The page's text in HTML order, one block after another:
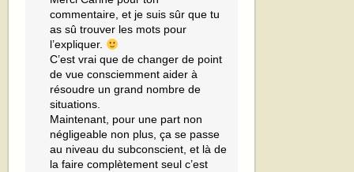
commentaire, et je suis sûr que tu
as sû trouver les mots pour
l’expliquer.
C’est vrai que de changer de point
de vue consciemment aider à
résoudre un grand nombre de
situations.
Maintenant, pour une part non
négligeable non plus, ça se passe
au niveau du subconscient, et là de
la faire complètement seul c’est